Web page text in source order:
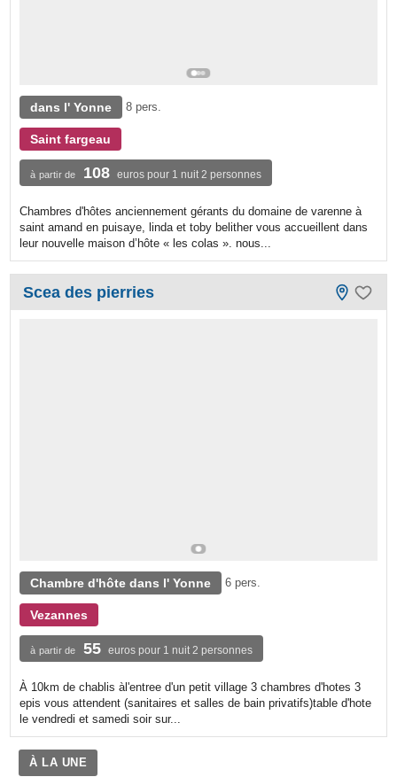
À LA UNE
dans l' Yonne 8 pers.
Saint fargeau
à partir de 108 euros pour 1 nuit 2 personnes
Chambres d'hôtes anciennement gérants du domaine de varenne à
saint amand en puisaye, linda et toby belither vous accueillent dans
leur nouvelle maison d’hôte « les colas ». nous...
Scea des pierries
Chambre d'hôte dans l' Yonne 6 pers.
Vezannes
à partir de 55 euros pour 1 nuit 2 personnes
À 10km de chablis àl'entree d'un petit village 3 chambres d'hotes 3
epis vous attendent (sanitaires et salles de bain privatifs)table d'hote
le vendredi et samedi soir sur...